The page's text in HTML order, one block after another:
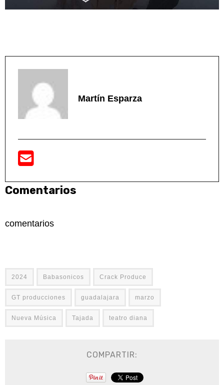
Martín Esparza
Comentarios
comentarios
2024 Babasonicos Crack Produce
GT producciones guadalajara marzo
Nueva Música Tajada teatro diana
COMPARTIR: